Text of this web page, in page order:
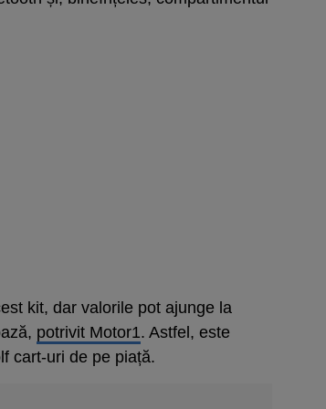
kit, dar valorile pot ajunge la
potrivit Motor1. Astfel, este
cart-uri de pe piață.